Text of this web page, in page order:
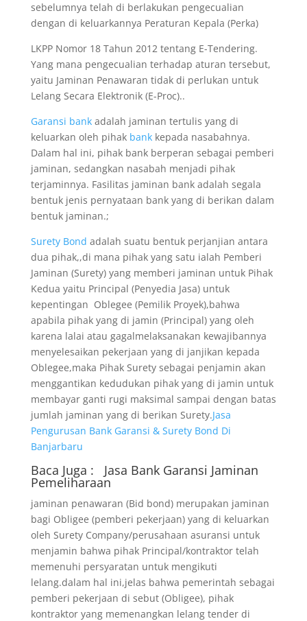
sebelumnya telah di berlakukan pengecualian
dengan di keluarkannya Peraturan Kepala (Perka)
LKPP Nomor 18 Tahun 2012 tentang E-Tendering.
Yang mana pengecualian terhadap aturan tersebut,
yaitu Jaminan Penawaran tidak di perlukan untuk
Lelang Secara Elektronik (E-Proc)..
Garansi bankadalah jaminan tertulis yang di
keluarkan oleh pihak bank kepada nasabahnya.
Dalam hal ini, pihak bank berperan sebagai pemberi
jaminan, sedangkan nasabah menjadi pihak
terjaminnya. Fasilitas jaminan bank adalah segala
bentuk jenis pernyataan bank yang di berikan dalam
bentuk jaminan.;
Surety Bond adalah suatu bentuk perjanjian antara
dua pihak,,di mana pihak yang satu ialah Pemberi
Jaminan (Surety) yang memberi jaminan untuk Pihak
Kedua yaitu Principal (Penyedia Jasa) untuk
kepentingan Oblegee (Pemilik Proyek),bahwa
apabila pihak yang di jamin (Principal) yang oleh
karena lalai atau gagalmelaksanakan kewajibannya
menyelesaikan pekerjaan yang di janjikan kepada
Oblegee,maka Pihak Surety sebagai penjamin akan
menggantikan kedudukan pihak yang di jamin untuk
membayar ganti rugi maksimal sampai dengan batas
jumlah jaminan yang di berikan Surety.Jasa
Pengurusan Bank Garansi & Surety Bond Di
Banjarbaru
Baca Juga : Jasa Bank Garansi Jaminan
Pemeliharaan
jaminan penawaran (Bid bond) merupakan jaminan
bagi Obligee (pemberi pekerjaan) yang di keluarkan
oleh Surety Company/perusahaan asuransi untuk
menjamin bahwa pihak Principal/kontraktor telah
memenuhi persyaratan untuk mengikuti
lelang.dalam hal ini,jelas bahwa pemerintah sebagai
pemberi pekerjaan di sebut (Obligee), pihak
kontraktor yang memenangkan lelang tender di